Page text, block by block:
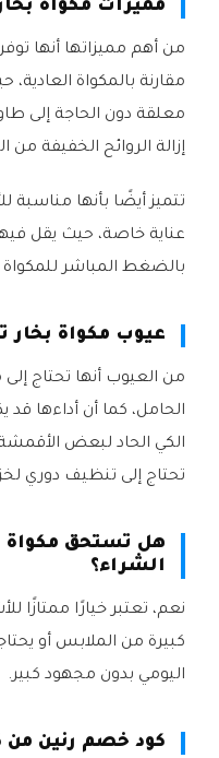
مميزات مكواة
من أهم مميزاتها أنها
مقارنة بالمكواة
معلقة دون الحاجة إلى
إزالة الروائح الخفيفة من
تتميز أيضًا بأنها مناسبة
عناية خاصة، حيث يقل
بالضغط المباشر للمكواة
عيوب مكواة بخار
من العيوب أنها تحتاج
الحامل، كما أن أداءها قد
الكي الحاد لبعض
تحتاج إلى تنظيف دوري
هل تستحق مكواة
الشراء؟
نعم، تعتبر خيارًا ممتازًا
كبيرة من الملابس أو
اليومي بدون مجهود كبير.
كود خصم رنين من